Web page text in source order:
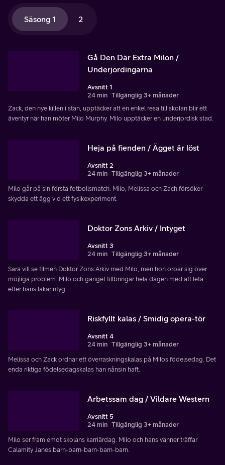
Säsong 1 2
Gå Den Där Extra Milon /
Underjordingarna
Avsnitt 1
24 min Tillgänglig 3+ månader
Zack, den nye killen i stan, upptäcker att en enkel resa till skolan blir ett
äventyr när han möter Milo Murphy. Milo upptäcker en underjordisk stad.
Heja på fienden / Ägget är löst
Avsnitt 2
24 min Tillgänglig 3+ månader
Milo går på sin första fotbollsmatch. Milo, Melissa och Zach försöker
skydda ett ägg vid ett fysikexperiment.
Doktor Zons Arkiv / Intyget
Avsnitt 3
24 min Tillgänglig 3+ månader
Sara vill se filmen Doktor Zons Arkiv med Milo, men hon oroar sig över
möjliga problem. Milo och gänget tillbringar hela dagen med att leta
efter hans läkarintyg.
Riskfyllt kalas / Smidig opera-tör
Avsnitt 4
24 min Tillgänglig 3+ månader
Melissa och Zack ordnar ett överraskningskalas på Milos födelsedag. Det
enda riktiga födelsedagskalas han nånsin haft.
Arbetssam dag / Vildare Western
Avsnitt 5
24 min Tillgänglig 3+ månader
Milo ser fram emot skolans karriärdag. Milo och hans vänner träffar
Calamity Janes barn-barn-barn-barn-barn.